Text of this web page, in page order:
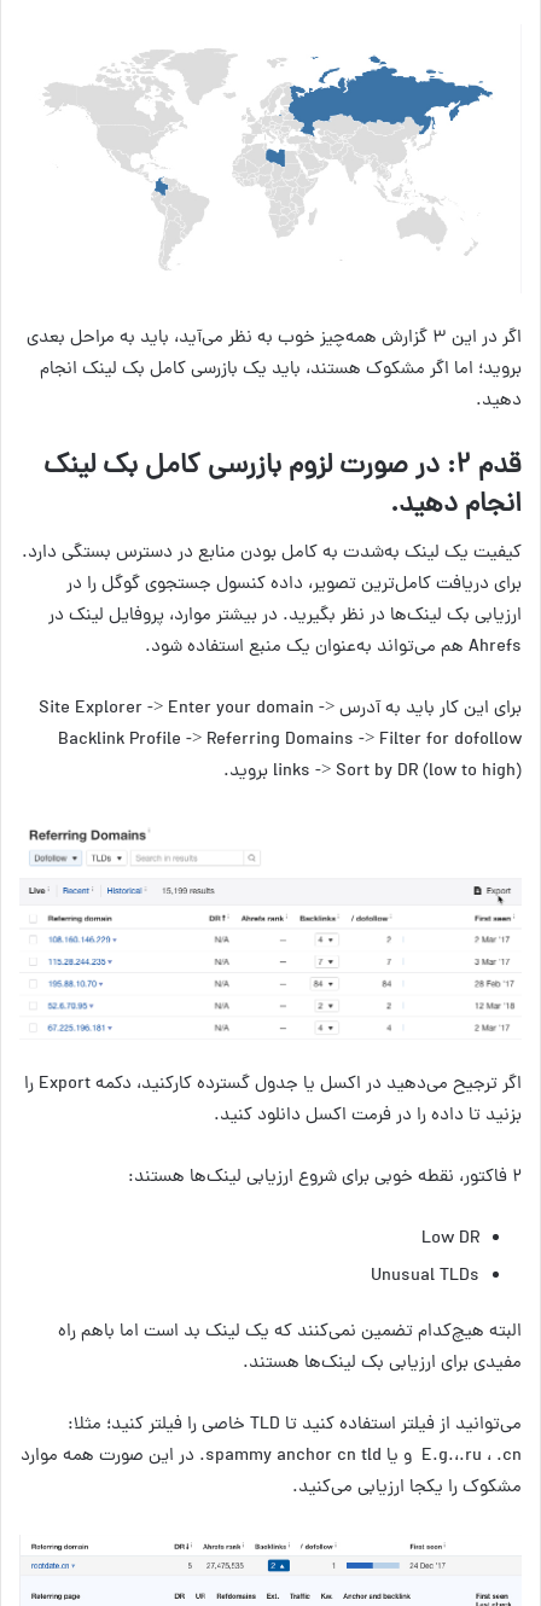
اگر در این ۳ گزارش همه‌چیز خوب به نظر می‌آید، باید به مراحل بعدی
بروید؛ اما اگر مشکوک هستند، باید یک بازرسی کامل بک لینک انجام
دهید.
قدم ۲: در صورت لزوم بازرسی کامل بک لینک
انجام دهید.
کیفیت یک لینک به‌شدت به کامل بودن منابع در دسترس بستگی دارد.
برای دریافت کامل‌ترین تصویر، داده کنسول جستجوی گوگل را در
ارزیابی بک لینک‌ها در نظر بگیرید. در بیشتر موارد، پروفایل لینک در
Ahrefs هم می‌تواند به‌عنوان یک منبع استفاده شود.
برای این کار باید به آدرس Site Explorer -> Enter your domain ->
Backlink Profile -> Referring Domains -> Filter for dofollow
links -> Sort by DR (low to high) بروید.
اگر ترجیح می‌دهید در اکسل یا جدول گسترده کارکنید، دکمه Export را
بزنید تا داده را در فرمت اکسل دانلود کنید.
۲ فاکتور، نقطه خوبی برای شروع ارزیابی لینک‌ها هستند:
Low DR
Unusual TLDs
البته هیچ‌کدام تضمین نمی‌کنند که یک لینک بد است اما باهم راه
مفیدی برای ارزیابی بک لینک‌ها هستند.
می‌توانید از فیلتر استفاده کنید تا TLD خاصی را فیلتر کنید؛ مثلا:
E.g.،.ru ، .cn و یا spammy anchor cn tld. در این صورت همه موارد
مشکوک را یکجا ارزیابی می‌کنید.